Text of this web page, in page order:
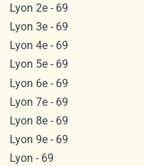
Lyon 2e - 69
Lyon 3e - 69
Lyon 4e - 69
Lyon 5e - 69
Lyon 6e - 69
Lyon 7e - 69
Lyon 8e - 69
Lyon 9e - 69
Lyon - 69